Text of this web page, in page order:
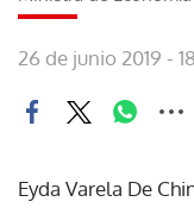
26 de junio 2019 -
Eyda Varela De